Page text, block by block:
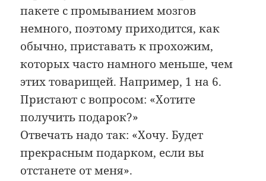
пакете с промыванием мозгов
немного, поэтому приходится, как
обычно, приставать к прохожим,
которых часто намного меньше, чем
этих товарищей. Например, 1 на 6.
Пристают с вопросом: «Хотите
получить подарок?»
Отвечать надо так: «Хочу. Будет
прекрасным подарком, если вы
отстанете от меня».